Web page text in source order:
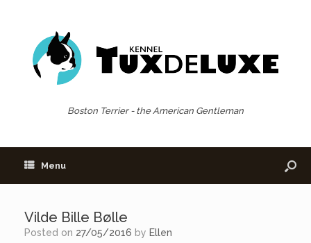
Boston Terrier - the American Gentleman
Menu
Vilde Bille Bølle
Posted on 27/05/2016 by Ellen